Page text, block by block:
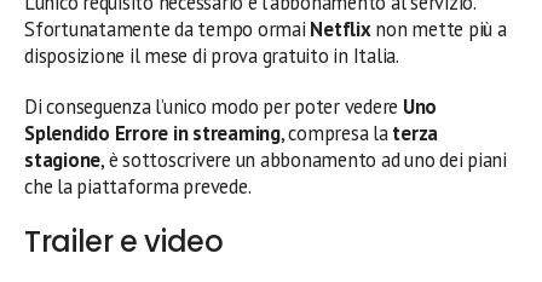
Sfortunatamente da tempo ormai Netflixnon mette più a
disposizione il mese di prova gratuito in Italia.
Di conseguenza l’unico modo per poter vedere Uno
Splendido Errore in streaming, compresa laterza
stagione, è sottoscrivere un abbonamento ad uno dei piani
che la piattaforma prevede.
Trailer e video